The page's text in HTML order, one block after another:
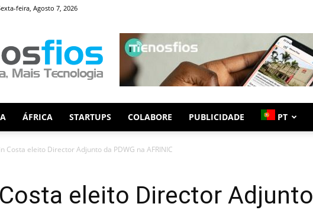
feira, Agosto 7, 2026
Fios
ÁFRICA STARTUPS COLABORE PUBLICIDADE PT
Costa eleito Director Adjunto da PDWG na AFRINIC
eleito Director Adjunto